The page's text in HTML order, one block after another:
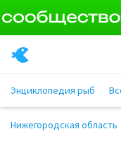
Энциклопедия рыб
Нижегородская область